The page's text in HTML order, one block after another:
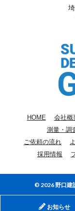
HOME 会社概
測量・調
ご依頼の流れ
採用情報
© 2026 野口建
お知らせ